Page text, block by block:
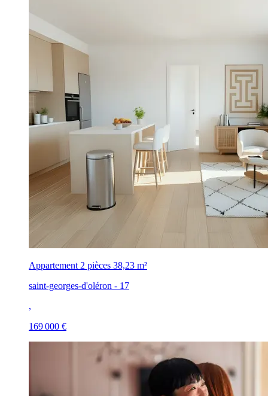
Appartement 2 pièces 38,23 m²
saint-georges-d'oléron - 17
,
169 000 €